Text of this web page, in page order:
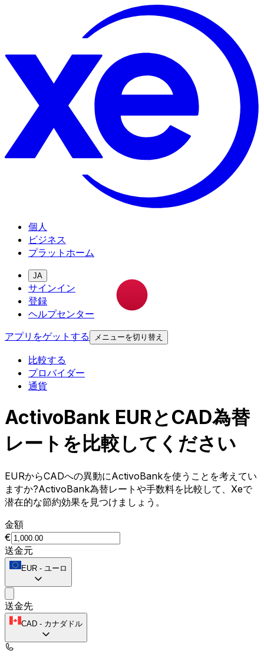
個人
ビジネス
プラットホーム
JA
サインイン
登録
ヘルプセンター
アプリをゲットする
メニューを切り替え
比較する
プロバイダー
通貨
ActivoBank EURとCAD為替
レートを比較してください
EURからCADへの異動にActivoBankを使うことを考えてい
ますか?ActivoBank為替レートや手数料を比較して、Xeで
潜在的な節約効果を見つけましょう。
金額
€
送金元
EUR - ユーロ
送金先
CAD - カナダドル